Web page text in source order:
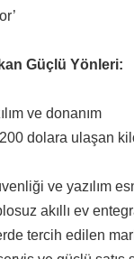
Güçlü Yönleri:
ve donanım
dolara ulaşan
ve yazılım
akıllı ev
tercih edilen